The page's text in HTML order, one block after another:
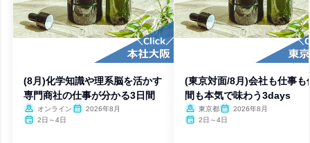
(8月)化学知識や理系脳を活かす
専門商社の仕事が分かる3日間
オンライン
2026年8月
2日～4日
(東京対面/8月)会社も仕事も
間も本気で味わう3days
東京都
2026年8月
2日～4日